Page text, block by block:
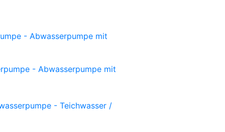
- Abwasserpumpe mit
- Abwasserpumpe mit
- Teichwasser /